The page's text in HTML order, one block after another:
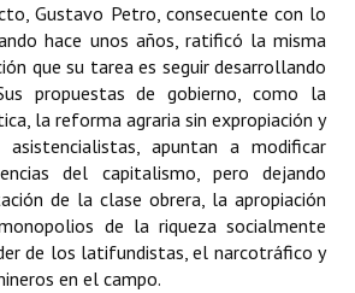
Gustavo Petro, consecuente con lo
hace unos años, ratificó la misma
que su tarea es seguir desarrollando
propuestas de gobierno, como la
la reforma agraria sin expropiación y
asistencialistas, apuntan a modificar
del capitalismo, pero dejando
de la clase obrera, la apropiación
de la riqueza socialmente
de los latifundistas, el narcotráfico y
en el campo.